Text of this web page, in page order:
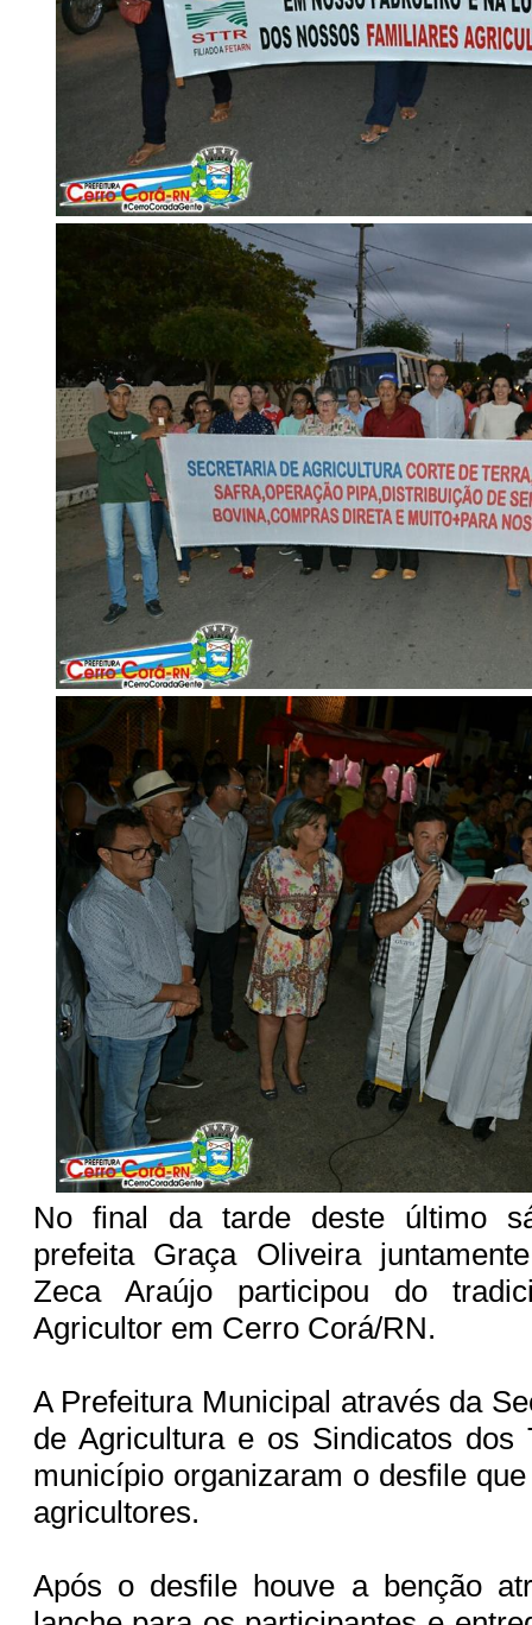
No final da tarde deste último
prefeita Graça Oliveira
Zeca Araújo participou do
Agricultor em Cerro Corá/RN.
A Prefeitura Municipal através da
de Agricultura e os Sindicatos dos
município organizaram o desfile
agricultores.
Após o desfile houve a benção